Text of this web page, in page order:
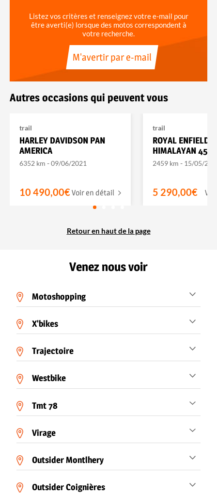
Listez vos critères et renseignez votre e-mail pour
être averti(e) lorsque des motos correspondent à
votre recherche.
M'avertir par e-mail
Autres occasions qui peuvent vous
trail
HARLEY DAVIDSON PAN
AMERICA
6352 km -09/06/2021
10 490,00€Voir en détail
trail
ROYAL ENFIELD
HIMALAYAN 450
2459 km - 15/05/
5 290,00€
Retour en haut de la page
Venez nous voir
Motoshopping
X'bikes
Trajectoire
Westbike
Tmt 78
Virage
Outsider Montlhery
Outsider Coignières